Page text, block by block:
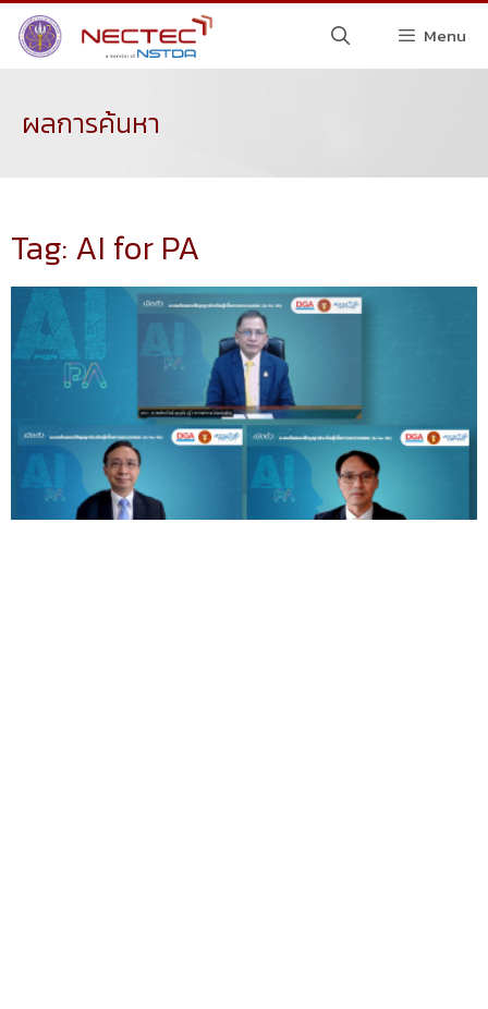
Menu
ผลการค้นหา
Tag: AI for PA